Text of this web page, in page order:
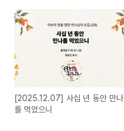
[2025.12.07] 사십 년 동안 만나
를 먹었으니